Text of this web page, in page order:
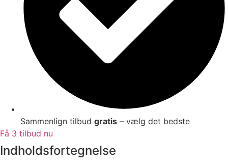
Sammenlign tilbud gratis – vælg det bedste
Få 3 tilbud nu
Indholdsfortegnelse